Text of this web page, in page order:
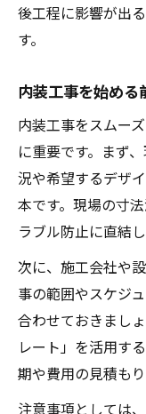
後工程に影響が出
す。
内装工事を始め
内装工事をスムー
に重要です。まず
況や希望するデザ
本です。現場の寸
ラブル防止に直結し
次に、施工会社や
事の範囲やスケジ
合わせておきまし
レート」を活用す
期や費用の見積も
注意事項としては